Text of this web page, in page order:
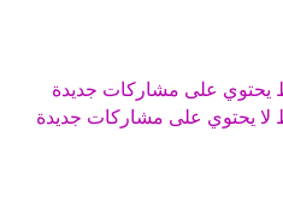
على مشاركات جديدة
يحتوي على مشاركات جديدة